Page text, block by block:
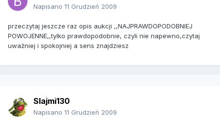
Napisano 11 Grudzień 2009
przeczytaj jeszcze raz opis aukcji ,,NAJPRAWDOPODOBNIEJ
POWOJENNE,,tylko prawdopodobnie, czyli nie napewno,czytaj
uważniej i spokojniej a sens znajdziesz
Slajmi130
Napisano 11 Grudzień 2009